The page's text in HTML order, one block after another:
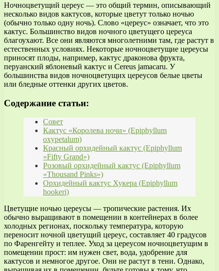
Ночноцветущий цереус — это общий термин, описывающий
несколько видов кактусов, которые цветут только ночью
(обычно только одну ночь). Слово «цереус» означает, что это
кактус. Большинство видов ночного цветущего цереуса
благоухают. Все они являются многолетними там, где растут в
естественных условиях. Некоторые ночноцветущие цереусы
приносят плоды, например, кактус драконова фрукта,
перуанский яблоневый кактус и Cereus jamacaru. У
большинства видов ночноцветущих цереусов белые цветы
или бледные оттенки других цветов.
Содержание статьи:
Совет
Кактус «Королева ночи» (Epiphyllum
oxypetalum)
Красный орхидейный кактус (Epiphyllum
«Fifty Grand»)
Розовый орхидейный кактус (Epiphyllum
«Thousand Pinks»)
Орхидейный кактус Хукера (Epiphyllum
hookeri)
Цветущие ночью цереусы — тропические растения. Их
обычно выращивают в помещении в контейнерах в более
холодных регионах, поскольку температура, которую
переносит ночной цветущий цереус, составляет 40 градусов
по Фаренгейту и теплее. Уход за цереусом ночноцветущим в
помещении прост: им нужен свет, вода, удобрение для
кактусов и немногое другое. Они не растут в тени. Однако,